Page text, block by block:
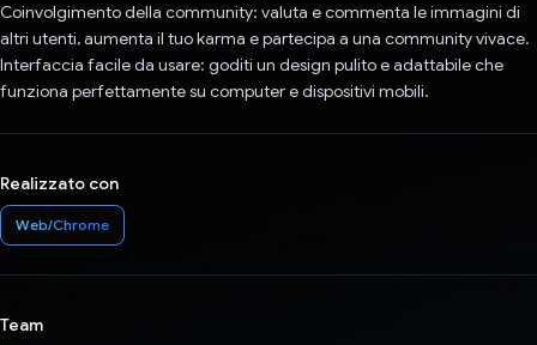
Coinvolgimento della community: valuta e commenta le immagini di
altri utenti, aumenta il tuo karma e partecipa a una community vivace.
Interfaccia facile da usare: goditi un design pulito e adattabile che
funziona perfettamente su computer e dispositivi mobili.
Realizzato con
Web/Chrome
Team